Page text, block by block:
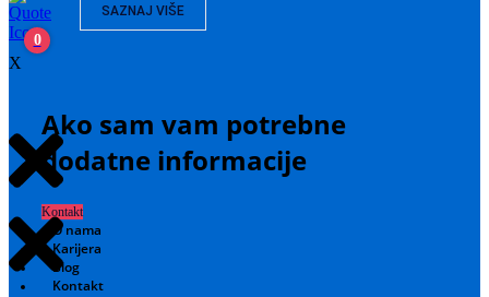
SAZNAJ VIŠE
Ako sam vam potrebne
dodatne informacije
Kontakt
O nama
Karijera
Blog
Kontakt
0
X